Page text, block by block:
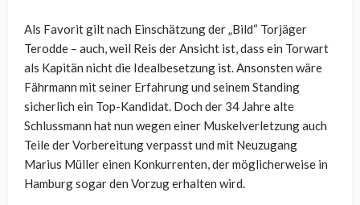
Als Favorit gilt nach Einschätzung der „Bild“ Torjäger
Terodde – auch, weil Reis der Ansicht ist, dass ein Torwart
als Kapitän nicht die Idealbesetzung ist. Ansonsten wäre
Fährmann mit seiner Erfahrung und seinem Standing
sicherlich ein Top-Kandidat. Doch der 34 Jahre alte
Schlussmann hat nun wegen einer Muskelverletzung auch
Teile der Vorbereitung verpasst und mit Neuzugang
Marius Müller einen Konkurrenten, der möglicherweise in
Hamburg sogar den Vorzug erhalten wird.